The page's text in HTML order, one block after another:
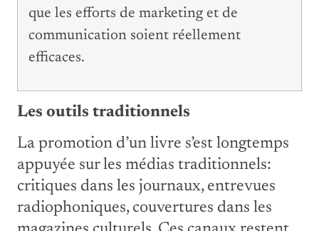
que les efforts de marketing et de
communication soient réellement
efficaces.
Les outils traditionnels
La promotion d’un livre s’est longtemps
appuyée sur les médias traditionnels:
critiques dans les journaux, entrevues
radiophoniques, couvertures dans les